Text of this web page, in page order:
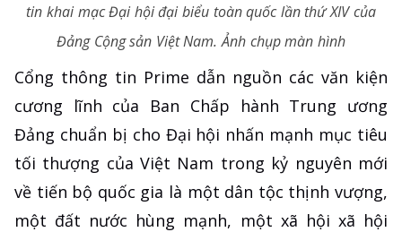
tin khai mạc Đại hội đại biểu toàn quốc lần thứ XIV của
Đảng Cộng sản Việt Nam. Ảnh chụp màn hình
Cổng thông tin Prime dẫn nguồn các văn kiện
cương lĩnh của Ban Chấp hành Trung ương
Đảng chuẩn bị cho Đại hội nhấn mạnh mục tiêu
tối thượng của Việt Nam trong kỷ nguyên mới
về tiến bộ quốc gia là một dân tộc thịnh vượng,
một đất nước hùng mạnh, một xã hội xã hội